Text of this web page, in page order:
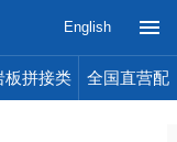
English
板拼接类 全国直营配